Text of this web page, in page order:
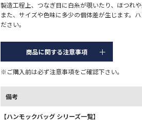
製造工程上、つなぎ目に白糸が覗いたり、ほつれ
また、サイズや色味に多少の個体差が生じます。
ださい。
商品に関する注意事項
※ご購入前は必ず注意事項をご確認下さい。
備考
【ハンモックバッグ シリーズ一覧】